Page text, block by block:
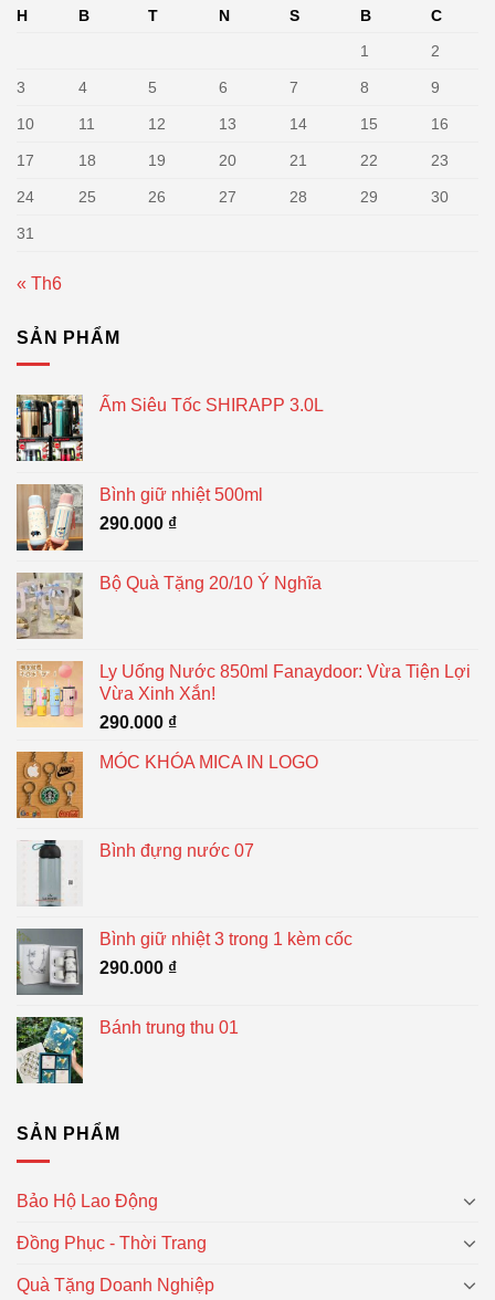
H B T N S B
C
1
2
3 4 5 6 7 8 9
10 11 12 13 14 15 16
17 18 19 20 21 22 23
24 25 26 27 28 29 30
31
« Th6
SẢN PHẨM
Ấm Siêu Tốc SHIRAPP 3.0L
Bình giữ nhiệt 500ml
290.000 ₫
Bộ Quà Tặng 20/10 Ý Nghĩa
Ly Uống Nước 850ml Fanaydoor: Vừa Tiện Lợi
Vừa Xinh Xắn!
290.000 ₫
MÓC KHÓA MICA IN LOGO
Bình đựng nước 07
Bình giữ nhiệt 3 trong 1 kèm cốc
290.000 ₫
Bánh trung thu 01
SẢN PHẨM
Bảo Hộ Lao Động
Đồng Phục - Thời Trang
Quà Tặng Doanh Nghiệp